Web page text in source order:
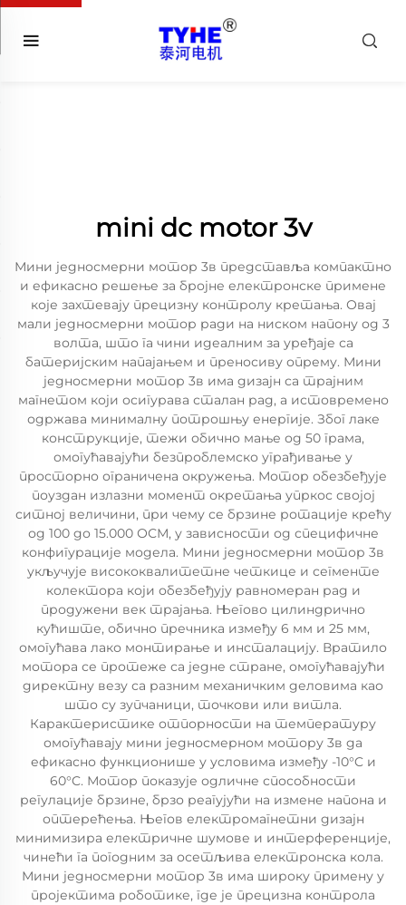
mini dc motor 3v
Мини једносмерни мотор 3в представља компактно
и ефикасно решење за бројне електронске примене
које захтевају прецизну контролу кретања. Овај
мали једносмерни мотор ради на ниском напону од 3
волта, што га чини идеалним за уређаје са
батеријским напајањем и преносиву опрему. Мини
једносмерни мотор 3в има дизајн са трајним
магнетом који осигурава сталан рад, а истовремено
одржава минималну потрошњу енергије. Због лаке
конструкције, тежи обично мање од 50 грама,
омогућавајући безпроблемско уграђивање у
просторно ограничена окружења. Мотор обезбеђује
поуздан излазни момент окретања упркос својој
ситној величини, при чему се брзине ротације крећу
од 100 до 15.000 ОСМ, у зависности од специфичне
конфигурације модела. Мини једносмерни мотор 3в
укључује висококвалитетне четкице и сегменте
колектора који обезбеђују равномеран рад и
продужени век трајања. Његово цилиндрично
кућиште, обично пречника између 6 мм и 25 мм,
омогућава лако монтирање и инсталацију. Вратило
мотора се протеже са једне стране, омогућавајући
директну везу са разним механичким деловима као
што су зупчаници, точкови или витла.
Карактеристике отпорности на температуру
омогућавају мини једносмерном мотору 3в да
ефикасно функционише у условима између -10°C и
60°C. Мотор показује одличне способности
регулације брзине, брзо реагујући на измене напона и
оптерећења. Његов електромагнетни дизајн
минимизира електричне шумове и интерференције,
чинећи га погодним за осетљива електронска кола.
Мини једносмерни мотор 3в има широку примену у
пројектима роботике, где је прецизна контрола